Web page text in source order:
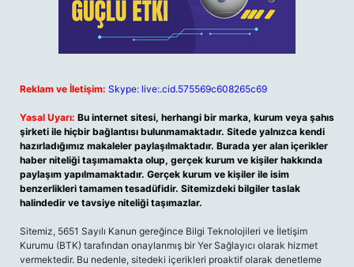
Reklam ve İletişim: Skype: live:.cid.575569c608265c69
Yasal Uyarı: Bu internet sitesi, herhangi bir marka, kurum veya şahıs
şirketi ile hiçbir bağlantısı bulunmamaktadır. Sitede yalnızca kendi
hazırladığımız makaleler paylaşılmaktadır. Burada yer alan içerikler
haber niteliği taşımamakta olup, gerçek kurum ve kişiler hakkında
paylaşım yapılmamaktadır. Gerçek kurum ve kişiler ile isim
benzerlikleri tamamen tesadüfidir. Sitemizdeki bilgiler taslak
halindedir ve tavsiye niteliği taşımazlar.
Sitemiz, 5651 Sayılı Kanun gereğince Bilgi Teknolojileri ve İletişim
Kurumu (BTK) tarafından onaylanmış bir Yer Sağlayıcı olarak hizmet
vermektedir. Bu nedenle, sitedeki içerikleri proaktif olarak denetleme